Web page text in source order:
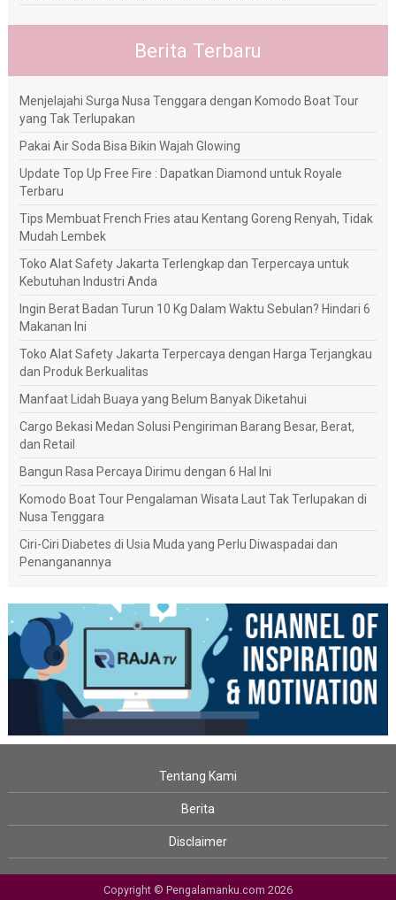
Berita Terbaru
Menjelajahi Surga Nusa Tenggara dengan Komodo Boat Tour
yang Tak Terlupakan
Pakai Air Soda Bisa Bikin Wajah Glowing
Update Top Up Free Fire : Dapatkan Diamond untuk Royale
Terbaru
Tips Membuat French Fries atau Kentang Goreng Renyah, Tidak
Mudah Lembek
Toko Alat Safety Jakarta Terlengkap dan Terpercaya untuk
Kebutuhan Industri Anda
Ingin Berat Badan Turun 10 Kg Dalam Waktu Sebulan? Hindari 6
Makanan Ini
Toko Alat Safety Jakarta Terpercaya dengan Harga Terjangkau
dan Produk Berkualitas
Manfaat Lidah Buaya yang Belum Banyak Diketahui
Cargo Bekasi Medan Solusi Pengiriman Barang Besar, Berat,
dan Retail
Bangun Rasa Percaya Dirimu dengan 6 Hal Ini
Komodo Boat Tour Pengalaman Wisata Laut Tak Terlupakan di
Nusa Tenggara
Ciri-Ciri Diabetes di Usia Muda yang Perlu Diwaspadai dan
Penanganannya
Tentang Kami
Berita
Disclaimer
Copyright © Pengalamanku.com 2026